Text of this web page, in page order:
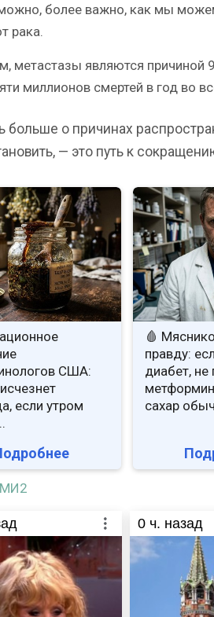
более важно, как мы
рака.
метастазы являются причиной
миллионов смертей в год во
больше о причинах
— это путь к
США:
если утром
🩸
правду:
диабет, не
сахар
0 ч. назад